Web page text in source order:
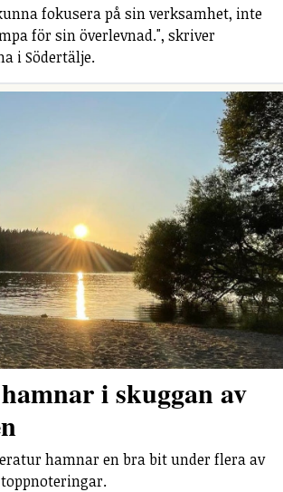
fokusera på sin verksamhet, inte
för sin överlevnad.", skriver
i Södertälje.
i skuggan av
hamnar en bra bit under flera av